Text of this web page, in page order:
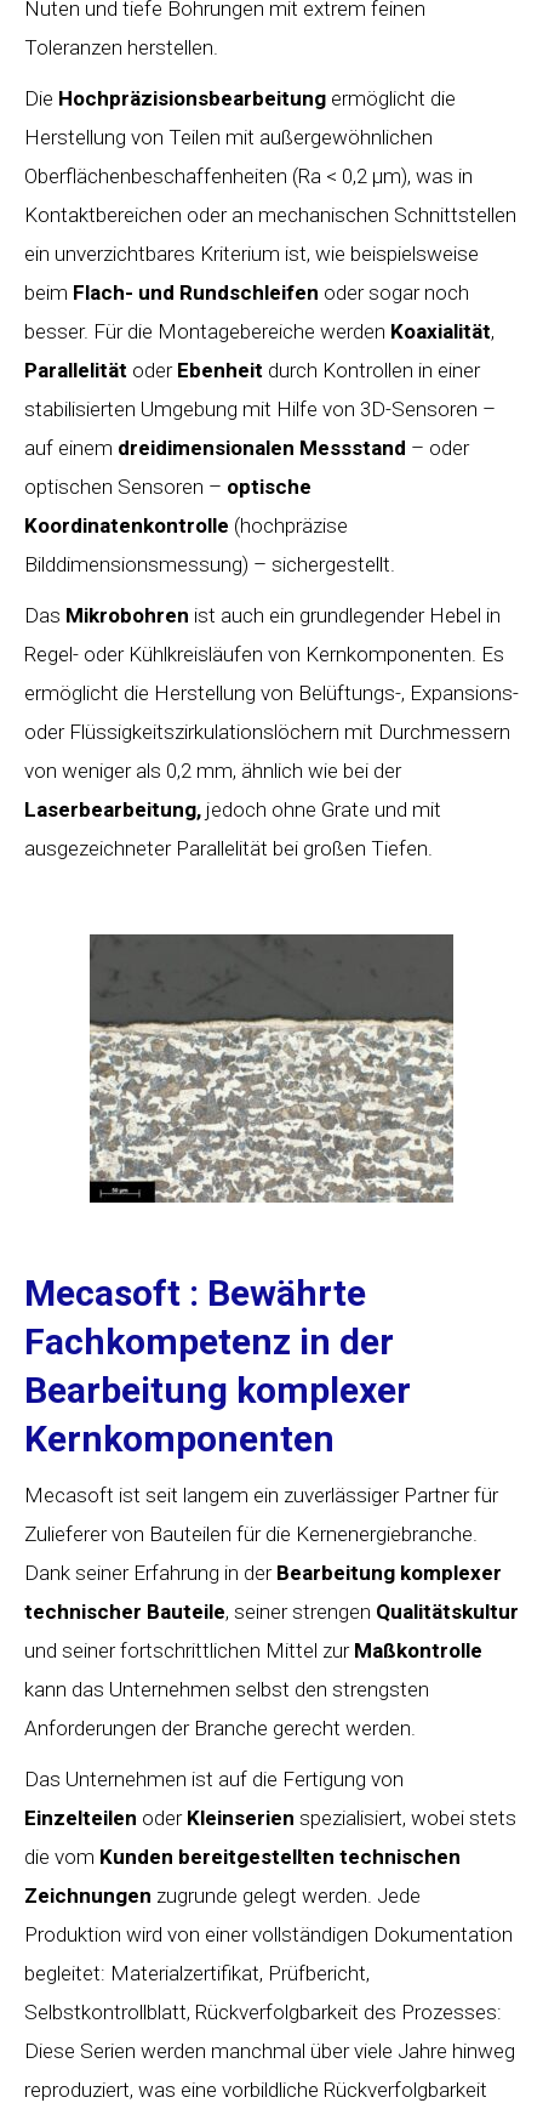
Nuten und tiefe Bohrungen mit extrem feinen
Toleranzen herstellen.
Die Hochpräzisionsbearbeitung ermöglicht die
Herstellung von Teilen mit außergewöhnlichen
Oberflächenbeschaffenheiten (Ra < 0,2 µm), was in
Kontaktbereichen oder an mechanischen Schnittstellen
ein unverzichtbares Kriterium ist, wie beispielsweise
beim Flach- und Rundschleifen oder sogar noch
besser. Für die Montagebereiche werden Koaxialität,
Parallelität oder Ebenheit durch Kontrollen in einer
stabilisierten Umgebung mit Hilfe von 3D-Sensoren –
auf einem dreidimensionalen Messstand – oder
optischen Sensoren – optische
Koordinatenkontrolle (hochpräzise
Bilddimensionsmessung) – sichergestellt.
Das Mikrobohren ist auch ein grundlegender Hebel in
Regel- oder Kühlkreisläufen von Kernkomponenten. Es
ermöglicht die Herstellung von Belüftungs-, Expansions-
oder Flüssigkeitszirkulationslöchern mit Durchmessern
von weniger als 0,2 mm, ähnlich wie bei der
Laserbearbeitung, jedoch ohne Grate und mit
ausgezeichneter Parallelität bei großen Tiefen.
Mecasoft : Bewährte
Fachkompetenz in der
Bearbeitung komplexer
Kernkomponenten
Mecasoft ist seit langem ein zuverlässiger Partner für
Zulieferer von Bauteilen für die Kernenergiebranche.
Dank seiner Erfahrung in der Bearbeitung komplexer
technischer Bauteile, seiner strengen Qualitätskultur
und seiner fortschrittlichen Mittel zur Maßkontrolle
kann das Unternehmen selbst den strengsten
Anforderungen der Branche gerecht werden.
Das Unternehmen ist auf die Fertigung von
Einzelteilen oder Kleinserien spezialisiert, wobei stets
die vom Kunden bereitgestellten technischen
Zeichnungen zugrunde gelegt werden. Jede
Produktion wird von einer vollständigen Dokumentation
begleitet: Materialzertifikat, Prüfbericht,
Selbstkontrollblatt, Rückverfolgbarkeit des Prozesses:
Diese Serien werden manchmal über viele Jahre hinweg
reproduziert, was eine vorbildliche Rückverfolgbarkeit